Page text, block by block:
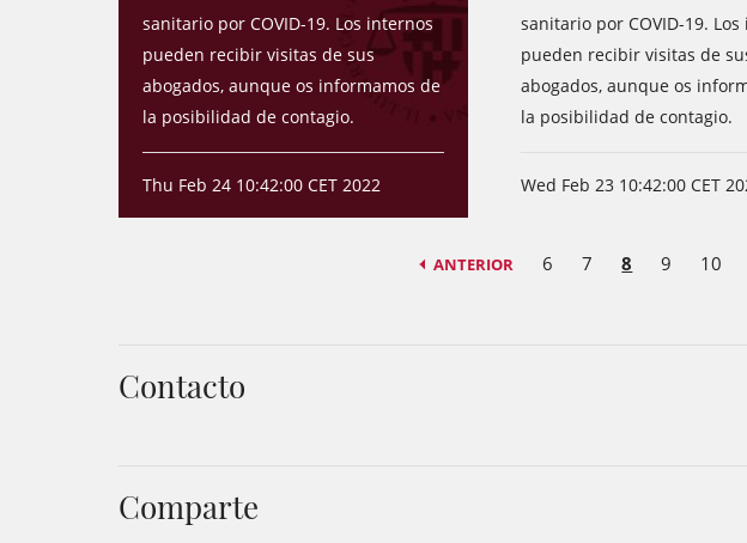
sanitario por COVID-19. Los internos
pueden recibir visitas de sus
abogados, aunque os informamos de
la posibilidad de contagio.
Thu Feb 24 10:42:00 CET 2022
sanitario por COVID-19.
pueden recibir visitas de
abogados, aunque os
la posibilidad de contagio.
Wed Feb 23 10:42:00 CET
ANTERIOR 6 7 8 9 10
Contacto
Comparte